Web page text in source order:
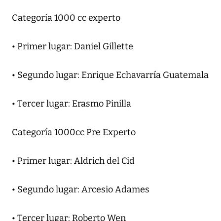
Categoría 1000 cc experto
• Primer lugar: Daniel Gillette
• Segundo lugar: Enrique Echavarría Guatemala
• Tercer lugar: Erasmo Pinilla
Categoría 1000cc Pre Experto
• Primer lugar: Aldrich del Cid
• Segundo lugar: Arcesio Adames
• Tercer lugar: Roberto Wen